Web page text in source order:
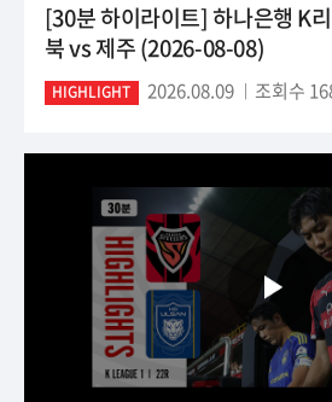
[30분 하이라이트] 하나은행 K
북 vs 제주 (2026-08-08)
HIGHLIGHT 2026.08.09 조회수